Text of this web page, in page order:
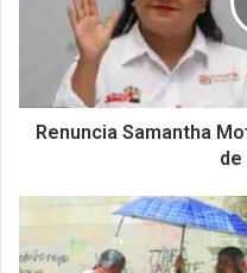
Renuncia Samantha
de